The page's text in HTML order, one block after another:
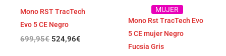
Mono RST TracTech
Evo 5 CE Negro
699,95€ 524,96€
MUJER
Mono Rst TracTech Evo
5 CE mujer Negro
Fucsia Gris